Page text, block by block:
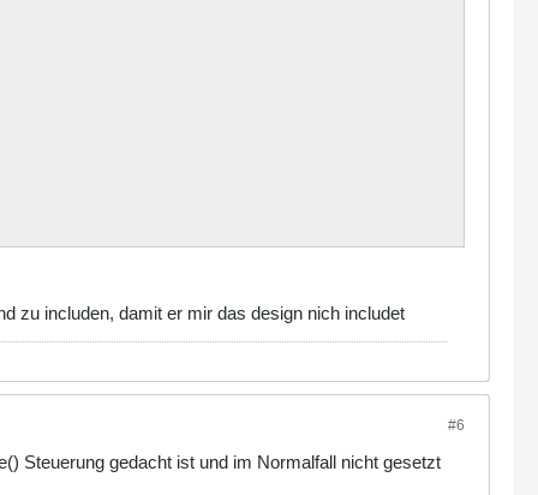
zu includen, damit er mir das design nich includet
#6
Steuerung gedacht ist und im Normalfall nicht gesetzt